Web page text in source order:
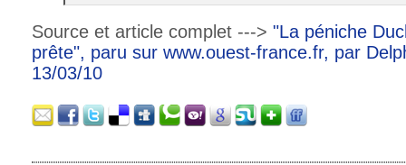
Source et article complet ---> "La péniche
prête", paru sur www.ouest-france.fr, par
13/03/10